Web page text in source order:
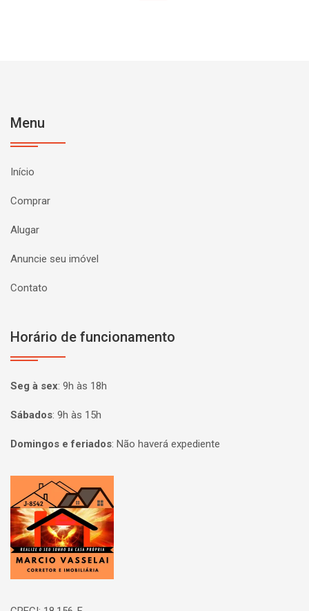
Menu
Início
Comprar
Alugar
Anuncie seu imóvel
Contato
Horário de funcionamento
Seg à sex: 9h às 18h
Sábados: 9h às 15h
Domingos e feriados: Não haverá expediente
Página inicial